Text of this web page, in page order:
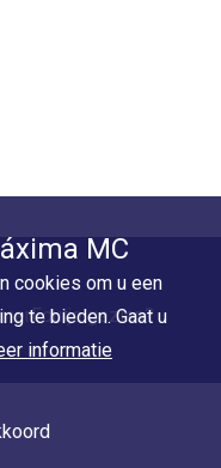
Foutje gezien?
MC
cookies om u een
te bieden. Gaat u
informatie